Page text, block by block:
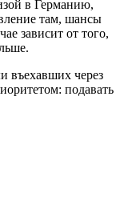
в Германию,
там, шансы
зависит от того,
въехавших через
подавать